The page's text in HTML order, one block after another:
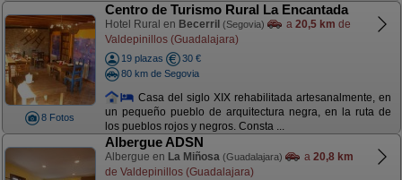
8 Fotos
Centro de Turismo Rural La Encantada
Hotel Rural en Becerril (Segovia) a 20,5 km de
Valdepinillos (Guadalajara)
19 plazas
30 €
80 km de Segovia
Casa del siglo XIX rehabilitada artesanalmente, en
un pequeño pueblo de arquitectura negra, en la ruta de
los pueblos rojos y negros. Consta ...
Albergue ADSN
Albergue en La Miñosa (Guadalajara) a 20,8 km
de Valdepinillos (Guadalajara)